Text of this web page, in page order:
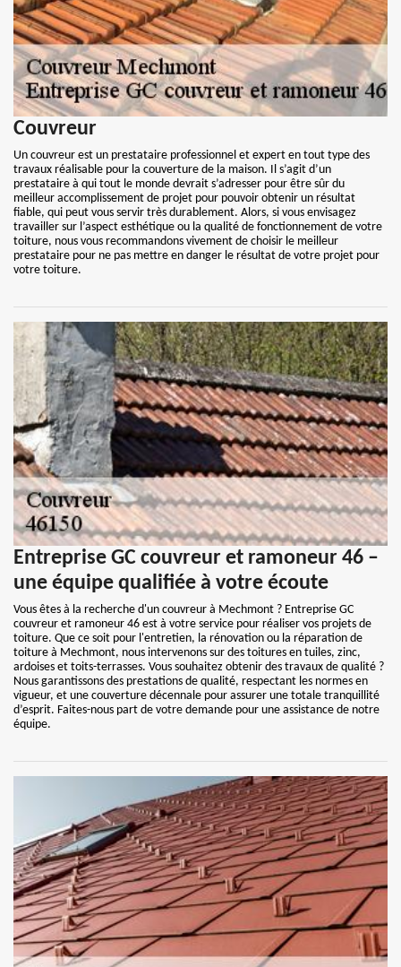
Couvreur
Un couvreur est un prestataire professionnel et expert en tout type des
travaux réalisable pour la couverture de la maison. Il s’agit d’un
prestataire à qui tout le monde devrait s’adresser pour être sûr du
meilleur accomplissement de projet pour pouvoir obtenir un résultat
fiable, qui peut vous servir très durablement. Alors, si vous envisagez
travailler sur l’aspect esthétique ou la qualité de fonctionnement de votre
toiture, nous vous recommandons vivement de choisir le meilleur
prestataire pour ne pas mettre en danger le résultat de votre projet pour
votre toiture.
Entreprise GC couvreur et ramoneur 46 –
une équipe qualifiée à votre écoute
Vous êtes à la recherche d'un couvreur à Mechmont ? Entreprise GC
couvreur et ramoneur 46 est à votre service pour réaliser vos projets de
toiture. Que ce soit pour l'entretien, la rénovation ou la réparation de
toiture à Mechmont, nous intervenons sur des toitures en tuiles, zinc,
ardoises et toits-terrasses. Vous souhaitez obtenir des travaux de qualité ?
Nous garantissons des prestations de qualité, respectant les normes en
vigueur, et une couverture décennale pour assurer une totale tranquillité
d’esprit. Faites-nous part de votre demande pour une assistance de notre
équipe.